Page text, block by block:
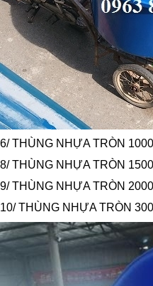
6/ THÙNG NHỰA TRÒN
8/ THÙNG NHỰA TRÒN
9/ THÙNG NHỰA TRÒN
10/ THÙNG NHỰA TRÒN